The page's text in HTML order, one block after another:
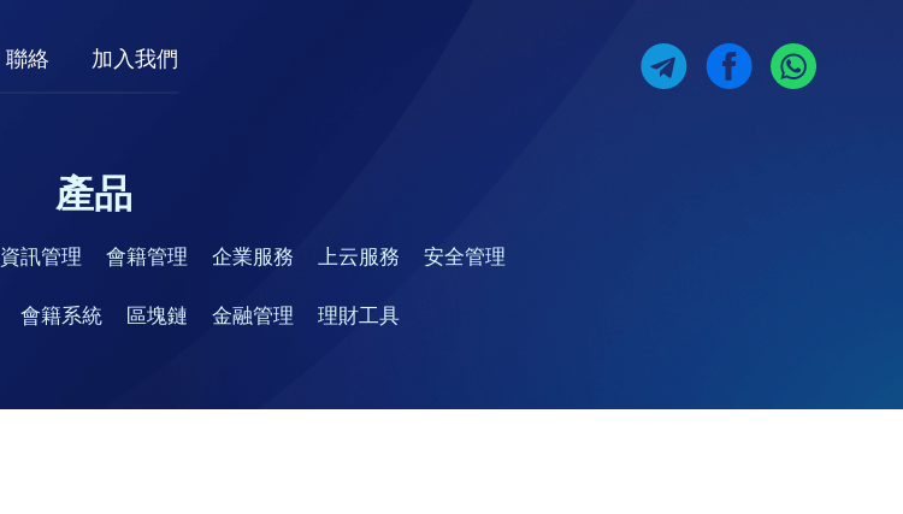
聯絡 加入我們
產品
資訊管理 會籍管理 企業服務 上云服務 安全管理
會籍系統 區塊鏈 金融管理 理財工具